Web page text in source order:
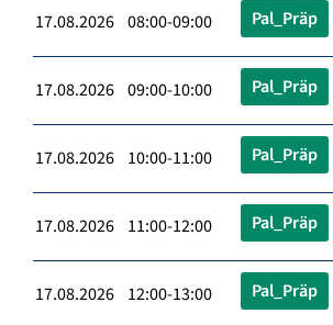
17.08.2026 08:00-09:00 Pal_Präp
17.08.2026 09:00-10:00 Pal_Präp
17.08.2026 10:00-11:00 Pal_Präp
17.08.2026 11:00-12:00 Pal_Präp
17.08.2026 12:00-13:00 Pal_Präp